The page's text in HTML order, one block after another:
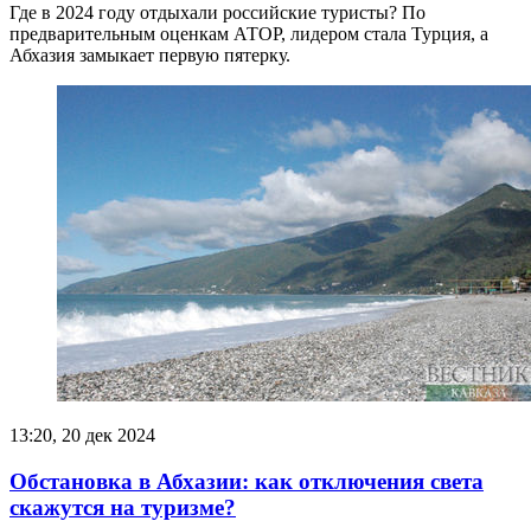
Где в 2024 году отдыхали российские туристы? По
предварительным оценкам АТОР, лидером стала Турция, а
Абхазия замыкает первую пятерку.
13:20, 20 дек 2024
Обстановка в Абхазии: как отключения света
скажутся на туризме?